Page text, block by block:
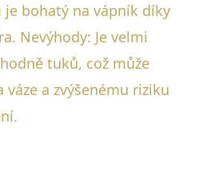
bohatý na vápník díky
Nevýhody: Je velmi
tuků, což může
a zvýšenému riziku